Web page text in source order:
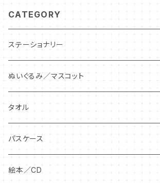
CATEGORY
ステーショナリー
ぬいぐるみ／マスコット
ぬいぐるみ
ぬいぐるみキーチェーン
タオル
パスケース
絵本／CD